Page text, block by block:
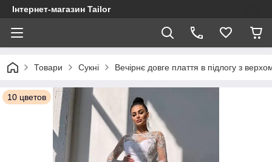
Інтернет-магазин Tailor
Товари Сукні Вечірнє довге плаття в підлогу з
10 цветов